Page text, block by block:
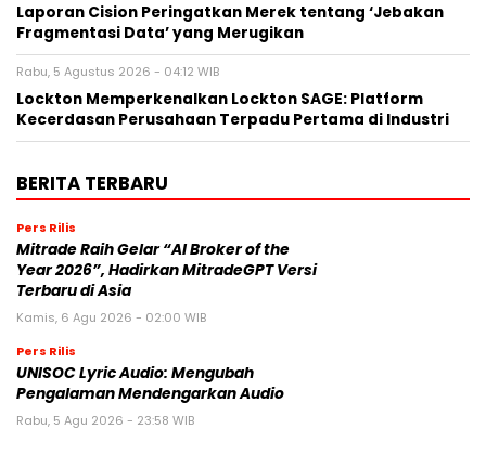
Laporan Cision Peringatkan Merek tentang ‘Jebakan
Fragmentasi Data’ yang Merugikan
Rabu, 5 Agustus 2026 - 04:12 WIB
Lockton Memperkenalkan Lockton SAGE: Platform
Kecerdasan Perusahaan Terpadu Pertama di Industri
BERITA TERBARU
Pers Rilis
Mitrade Raih Gelar “AI Broker of the
Year 2026”, Hadirkan MitradeGPT Versi
Terbaru di Asia
Kamis, 6 Agu 2026 - 02:00 WIB
Pers Rilis
UNISOC Lyric Audio: Mengubah
Pengalaman Mendengarkan Audio
Rabu, 5 Agu 2026 - 23:58 WIB